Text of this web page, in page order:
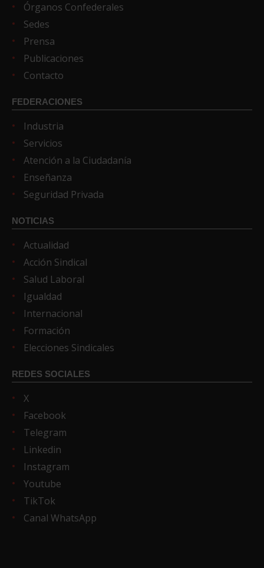
Órganos Confederales
Sedes
Prensa
Publicaciones
Contacto
FEDERACIONES
Industria
Servicios
Atención a la Ciudadanía
Enseñanza
Seguridad Privada
NOTICIAS
Actualidad
Acción Sindical
Salud Laboral
Igualdad
Internacional
Formación
Elecciones Sindicales
REDES SOCIALES
X
Facebook
Telegram
Linkedin
Instagram
Youtube
TikTok
Canal WhatsApp